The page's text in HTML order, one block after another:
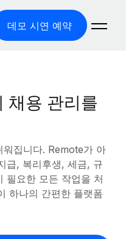
데모 시연 예약
게 처리
업을 확장
채용 관리를
워집니다. Remote가 아
급, 복리후생, 세금, 규
필요한 모든 작업을 처
하나의 간편한 플랫폼